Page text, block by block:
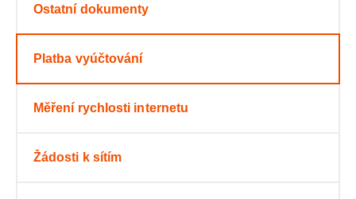
Ostatní dokumenty
Platba vyúčtování
Měření rychlosti internetu
Žádosti k sítím